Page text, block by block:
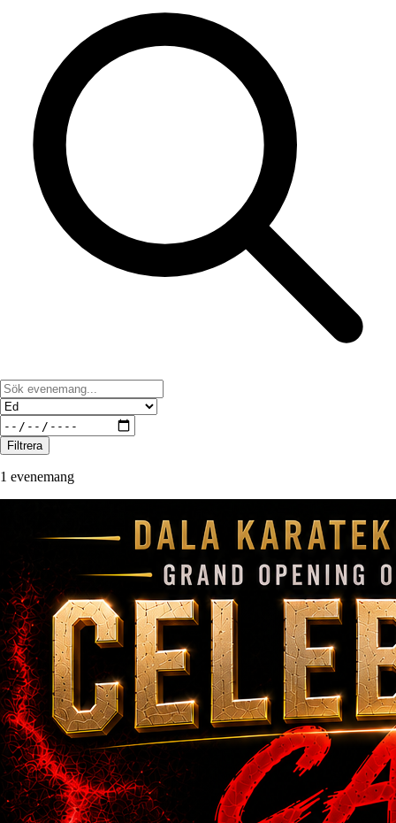
Filtrera
1 evenemang